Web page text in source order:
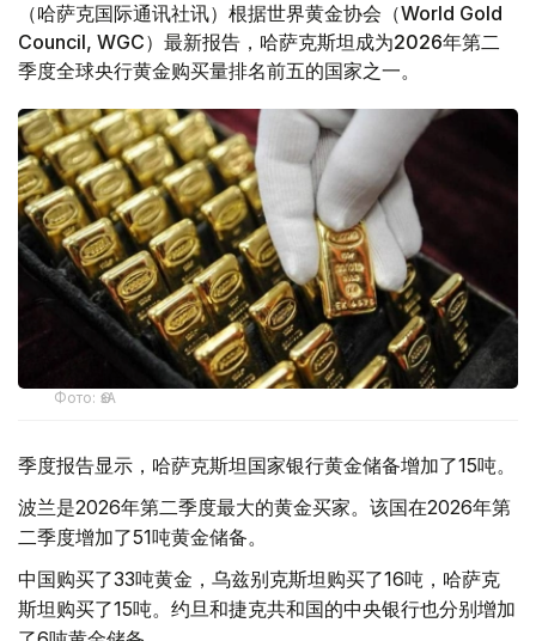
（哈萨克国际通讯社讯）根据世界黄金协会（World Gold
Council, WGC）最新报告，哈萨克斯坦成为2026年第二
季度全球央行黄金购买量排名前五的国家之一。
Фото: ӨзА
季度报告显示，哈萨克斯坦国家银行黄金储备增加了15吨。
波兰是2026年第二季度最大的黄金买家。该国在2026年第
二季度增加了51吨黄金储备。
中国购买了33吨黄金，乌兹别克斯坦购买了16吨，哈萨克
斯坦购买了15吨。约旦和捷克共和国的中央银行也分别增加